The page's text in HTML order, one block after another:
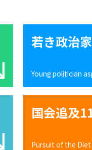
若き政治
Young politician
国会追及
Pursuit of the Diet